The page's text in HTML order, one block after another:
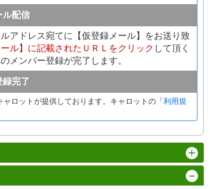
ル配信
アドレス宛てに【仮登録メール】をお送り致
ール】に記載されたＵＲＬをクリック して頂く
メンバー登録が完了します。
完了
ャロットが提供しております。キャロットの「利用規